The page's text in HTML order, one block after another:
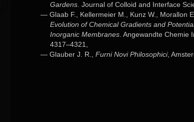
Gar­dens . Jour­nal of Col­loid and Inter­face
Glaab F., Kel­ler­me­ier M., Kunz W., Moral­lon
Evo­lu­tion of Che­mi­cal Gra­dients and
Inor­ga­nic Mem­bra­nes . Ange­wandte Che­mie
4317–4321,
Glau­ber J. R., Furni Novi Phi­lo­so­phici,